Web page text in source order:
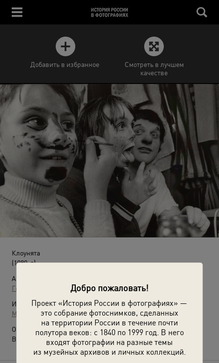
Добро пожаловать!
Проект «История России в фотографиях» —
это собрание фотоснимков, сделанных
на территории России в течение почти
полутора веков: с 1840 по 1999 год. В него
входят фотографии на разные темы
из музейных архивов и личных коллекций.
Добавить в избранное
Смотреть в лучшем
качестве
Клоунята
(1980-е)
Автор:
Георгий Розов
Источники:
МАММ / МДФ
О фотографии:
Выставка
«На границе двух миров» с этой фотографией.